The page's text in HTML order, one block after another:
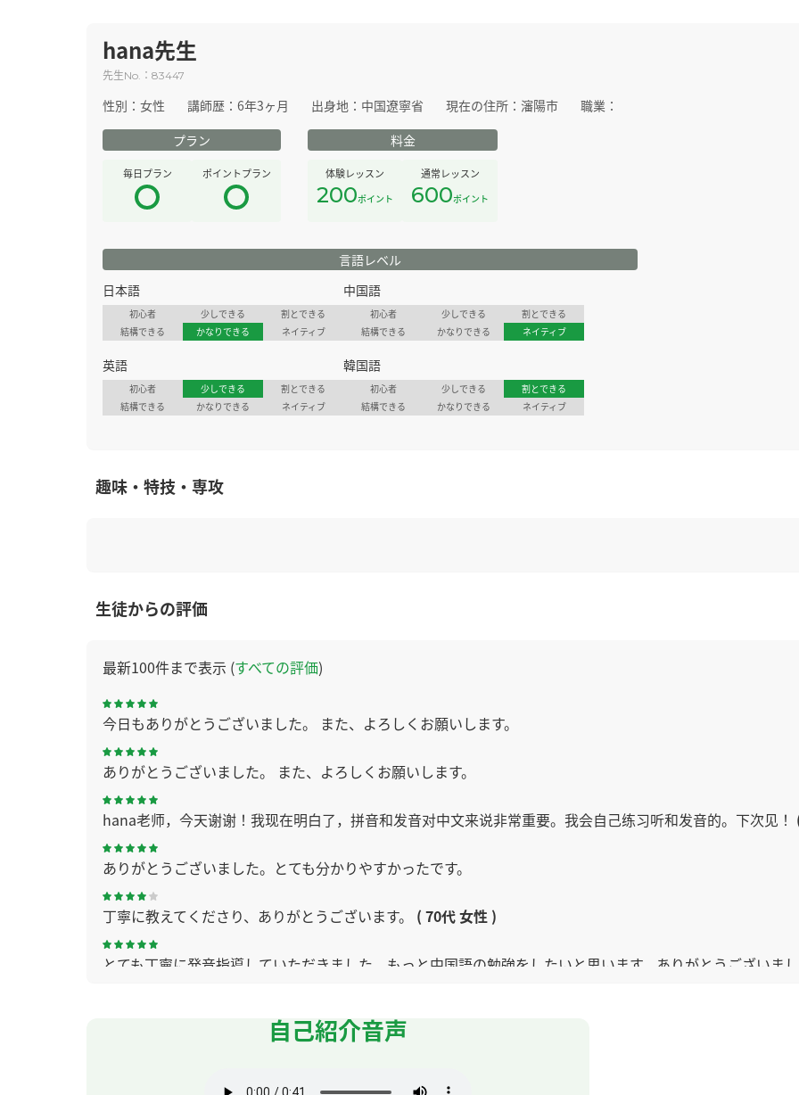
hana先生
先生No. ： 83447
性別： 女性 講師歴： 6年3ヶ月 出身地： 中国遼寧省 現在の住所： 瀋陽市
職業：
プラン
毎日プラン ポイントプラン
料金
体験レッスン
200ポイント
通常レッスン
600ポイント
言語レベル
日本語
初心者 少しできる
割とできる
結構できる
かなりできる ネイティブ
中国語
初心者 少しできる
割とできる
結構できる
かなりできる ネイティブ
英語
初心者 少しできる
割とできる
結構できる
かなりできる ネイティブ
韓国語
初心者 少しできる
割とできる
結構できる
かなりできる ネイティブ
趣味・特技・専攻
生徒からの評価
最新100件まで表示 (すべての評価)
今日もありがとうございました。 また、よろしくお願いします。
ありがとうございました。 また、よろしくお願いします。
hana老师，今天谢谢！我现在明白了，拼音和发音对中文来说非常重要。我会自己练习听和发音的。下次见！
ありがとうございました。とても分かりやすかったです。
丁寧に教えてくださり、ありがとうございます。 ( 70代 女性 )
とても丁寧に発音指導していただきました。もっと中国語の勉強をしたいと思います。ありがとうございま
自己紹介音声